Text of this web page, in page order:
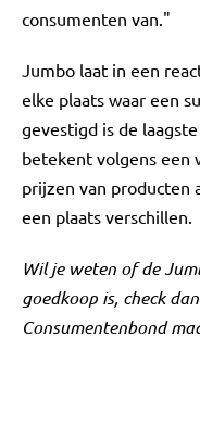
consumenten van."
Jumbo laat in een
elke plaats waar een
gevestigd is de
betekent volgens een
prijzen van producten
een plaats verschillen.
Wil je weten of de
goedkoop is, check dan
Consumentenbond